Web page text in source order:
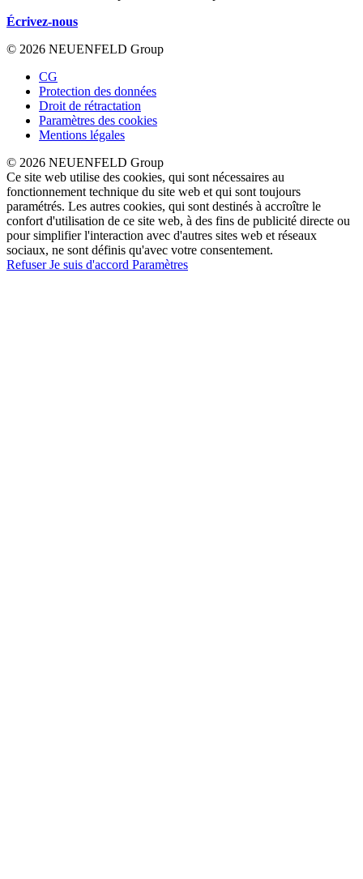
Écrivez-nous
© 2026 NEUENFELD Group
CG
Protection des données
Droit de rétractation
Paramètres des cookies
Mentions légales
© 2026 NEUENFELD Group
Ce site web utilise des cookies, qui sont nécessaires au
fonctionnement technique du site web et qui sont toujours
paramétrés. Les autres cookies, qui sont destinés à accroître le
confort d'utilisation de ce site web, à des fins de publicité directe ou
pour simplifier l'interaction avec d'autres sites web et réseaux
sociaux, ne sont définis qu'avec votre consentement.
RefuserJe suis d'accord Paramètres